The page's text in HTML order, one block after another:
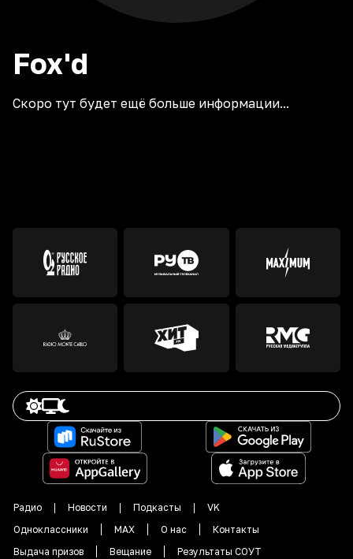
Fox'd
Скоро тут будет ещё больше информации...
Радио Новости Подкасты
VK
Одноклассники
MAX О нас
Контакты
Выдача призов
Вещание Результаты СОУТ